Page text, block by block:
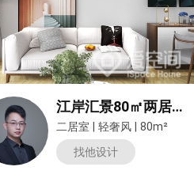
江岸汇景80㎡两居室现代轻奢风装修案例
二居室 轻奢风
80m²
找他设计